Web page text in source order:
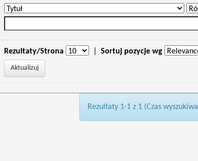
Rezultaty/Strona Sortuj pozycje wg
Rezultaty 1-1 z 1 (Czas